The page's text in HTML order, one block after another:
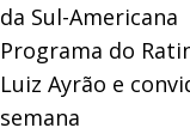
da Sul-Americana
Programa do
Luiz Ayrão e
semana